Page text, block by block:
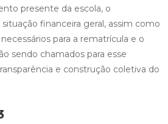
presente da escola, o
financeira geral, assim como
para a rematrícula e o
sendo chamados para esse
e construção coletiva do